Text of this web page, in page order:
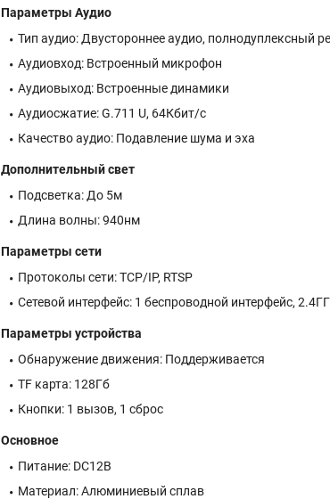
Параметры Аудио
Тип аудио: Двустороннее аудио, полнодуплексный
Аудиовход: Встроенный микрофон
Аудиовыход: Встроенные динамики
Аудиосжатие: G.711 U, 64Кбит/с
Качество аудио: Подавление шума и эха
Дополнительный свет
Подсветка: До 5м
Длина волны: 940нм
Параметры сети
Протоколы сети: TCP/IP, RTSP
Сетевой интерфейс: 1 беспроводной интерфейс,
Параметры устройства
Обнаружение движения: Поддерживается
TF карта: 128Гб
Кнопки: 1 вызов, 1 сброс
Основное
Питание: DC12В
Материал: Алюминиевый сплав